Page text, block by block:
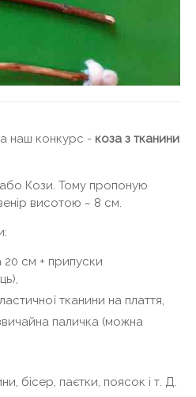
наш конкурс - коза з тканини
або Кози. Тому пропоную
висотою ~ 8 см.
см + припуски
тканини на плаття,
звичайна паличка (можна
бісер, паєтки, поясок і т. Д.